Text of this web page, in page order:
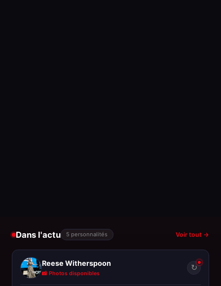
Dans l'actu 5 personnalités Voir tout →
Reese Witherspoon
📸 Photos disponibles
↻